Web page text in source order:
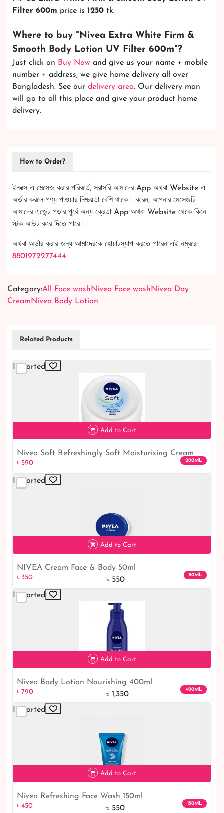
Filter 600m price is 1250 tk.
Where to buy "Nivea Extra White Firm &
Smooth Body Lotion UV Filter 600m"?
Just click on Buy Now and give us your name + mobile
number + address, we give home delivery all over
Bangladesh. See our delivery area. Our delivery man
will go to all this place and give your product home
delivery.
How to Order?
ইনবক্স এ মেসেজ করার পরিবর্তে, সরাসরি আমাদের App অথবা Website এ
অর্ডার করলে পণ্য পাওয়ার নিশ্চয়তা বেশি থাকে। কারন, আপনার মেসেজটি
আমাদের এজেন্ট পড়ার পূর্বে অন্য ক্রেতা App অথবা Website থেকে কিনে
স্টক আউট করে দিতে পারে।
অথবা অর্ডার করার জন্য আমাদেরকে হোয়াটস্যাপ করতে পারেন এই নম্বরে:
8801972277444
Category:All Face wash Nivea Face wash Nivea Day
Cream Nivea Body Lotion
Related Products
Imported
৳ 590
Add to Cart
Nivea Soft Refreshingly Soft Moisturising Cream
200ml
৳ 590 200ML
Imported
৳ 350 36% off
Add to Cart
NIVEA Cream Face & Body 50ml
৳ 350 ৳ 550
50ML
Imported
৳ 79041% off
Add to Cart
Nivea Body Lotion Nourishing 400ml
৳ 790 ৳ 1,350
400ML
Imported
Add to Cart
Nivea Refreshing Face Wash 150ml
৳ 450 ৳ 550
150ML